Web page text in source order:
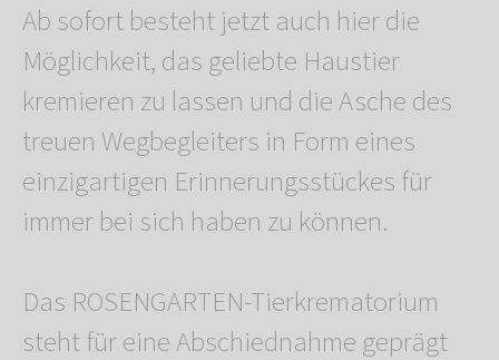
Ab sofort besteht jetzt auch hier die
Möglichkeit, das geliebte Haustier
kremieren zu lassen und die Asche des
treuen Wegbegleiters in Form eines
einzigartigen Erinnerungsstückes für
immer bei sich haben zu können.
Das ROSENGARTEN-Tierkrematorium
steht für eine Abschiednahme geprägt